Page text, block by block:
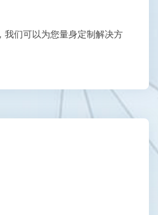
我们可以为您量身定制解决方